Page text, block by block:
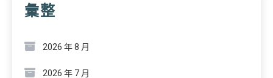
彙整
2026 年 8 月
2026 年 7 月